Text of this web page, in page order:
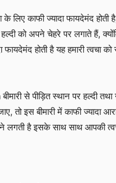
के लिए काफी ज्यादा फायदेमंद
को अपने चेहरे पर लगाते हैं,
फायदेमंद होती है यह हमारी त्वचा
से पीड़ित स्थान पर हल्दी
तो इस बीमारी में काफी ज्यादा
लगती है इसके साथ साथ आपकी